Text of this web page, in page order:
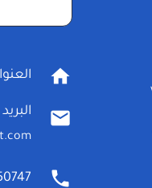
عن:
home
mail
phone